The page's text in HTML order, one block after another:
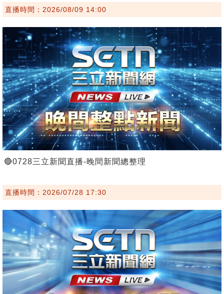
直播時間：2026/08/09 14:00
🔴0728三立新聞直播-晚間新聞總整理
直播時間：2026/07/28 17:30